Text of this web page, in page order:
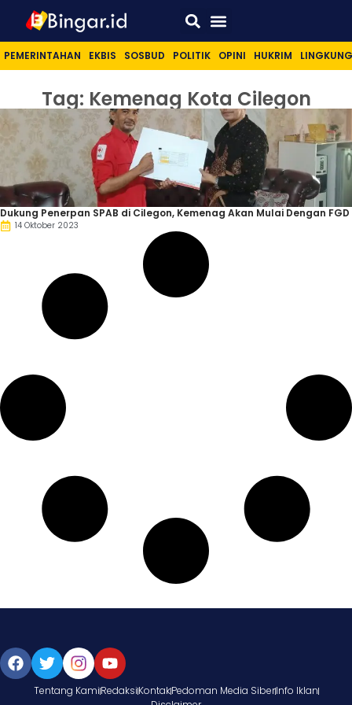
PEMERINTAHAN EKBIS SOSBUD POLITIK OPINI HUKRIM
Tag: Kemenag Kota Cilegon
Dukung Penerpan SPAB di Cilegon, Kemenag Akan Mulai Dengan FGD
14 Oktober 2023
Tentang KamiRedaksiKontakPedoman Media SiberInfo Iklan